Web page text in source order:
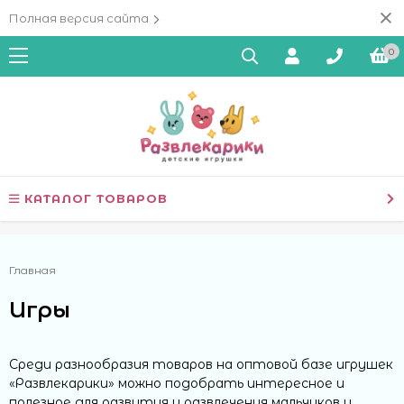
Полная версия сайта
0
КАТАЛОГ ТОВАРОВ
Главная
Игры
Среди разнообразия товаров на оптовой базе игрушек
«Развлекарики» можно подобрать интересное и